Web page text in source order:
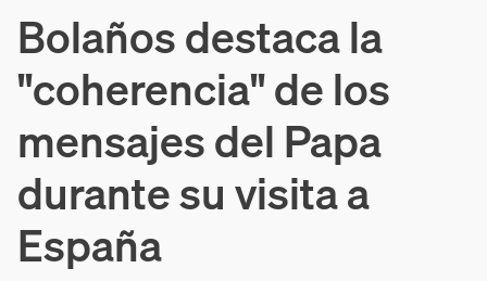
Bolaños destaca la
"coherencia" de los
mensajes del Papa
durante su visita a
España